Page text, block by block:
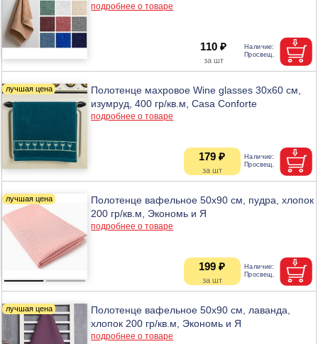
подробнее о товаре
110 ₽
Полотенце махровое Wine glasses 30х60 см,
изумруд, 400 гр/кв.м, Casa Conforte
подробнее о товаре
179 ₽
Полотенце вафельное 50х90 см, пудра, хлопок
200 гр/кв.м, Экономь и Я
подробнее о товаре
199 ₽
Полотенце вафельное 50х90 см, лаванда,
хлопок 200 гр/кв.м, Экономь и Я
подробнее о товаре